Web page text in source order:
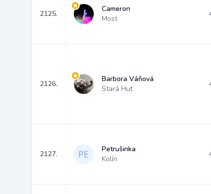
2125.
Cameron
Most
2126.
Barbora Váňová
Stará Huť
2127.
Petrušinka
Kolín